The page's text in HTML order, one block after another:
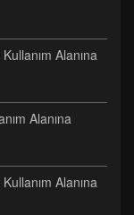
Alanına
Alanına
Alanına